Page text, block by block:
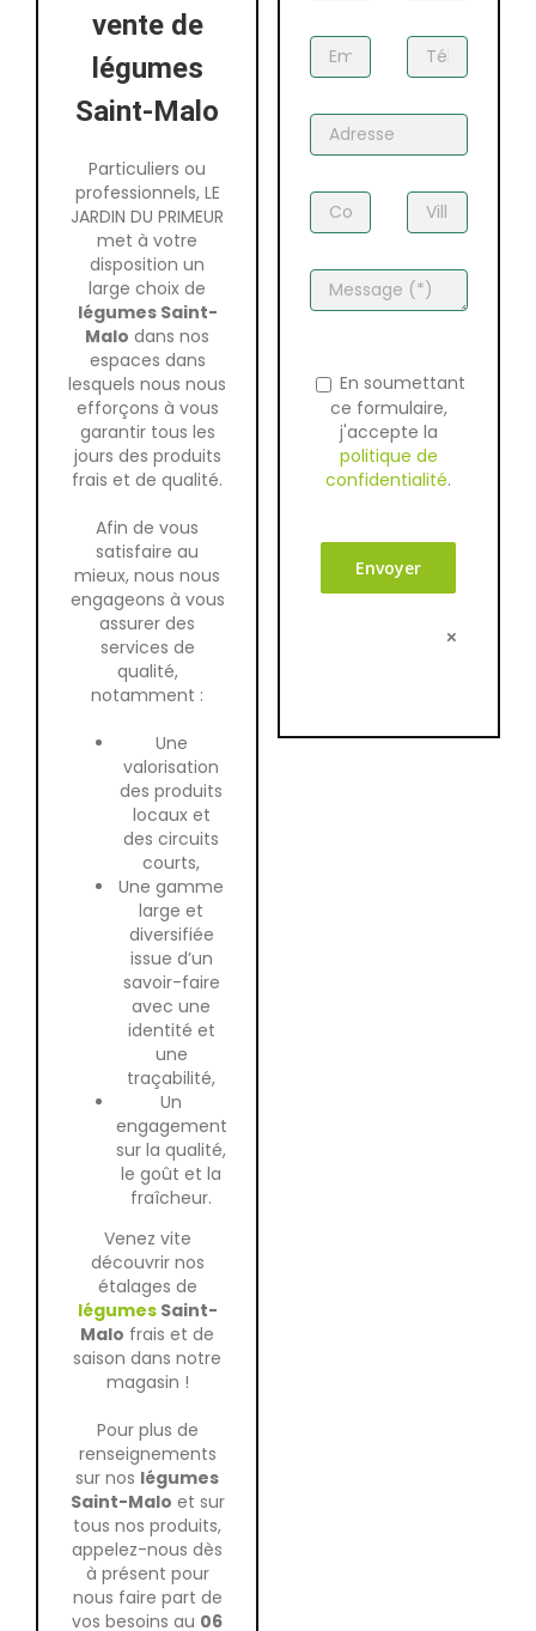
vente de
légumes
Saint-Malo
Particuliers ou
professionnels, LE
JARDIN DU PRIMEUR
met à votre
disposition un
large choix de
légumes Saint-
Malo dans nos
espaces dans
lesquels nous nous
efforçons à vous
garantir tous les
jours des produits
frais et de qualité.
Afin de vous
satisfaire au
mieux, nous nous
engageons à vous
assurer des
services de
qualité,
notamment :
Une
valorisation
des produits
locaux et
des circuits
courts,
Une gamme
large et
diversifiée
issue d’un
savoir-faire
avec une
identité et
une
traçabilité,
Un
engagement
sur la qualité,
le goût et la
fraîcheur.
Venez vite
découvrir nos
étalages de
légumesSaint-
Malo frais et de
saison dans notre
magasin !
Pour plus de
renseignements
sur nos légumes
Saint-Malo et sur
tous nos produits,
appelez-nous dès
à présent pour
nous faire part de
vos besoins au 06
En soumettant
ce formulaire,
j'accepte la
politique de
confidentialité.
×